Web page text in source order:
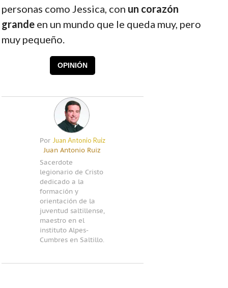
personas como Jessica, con un corazón
grandeen un mundo que le queda muy, pero
muy pequeño.
OPINIÓN
Por Juan Antonio Ruiz
Juan Antonio Ruiz
Sacerdote
legionario de Cristo
dedicado a la
formación y
orientación de la
juventud saltillense,
maestro en el
instituto Alpes-
Cumbres en Saltillo.